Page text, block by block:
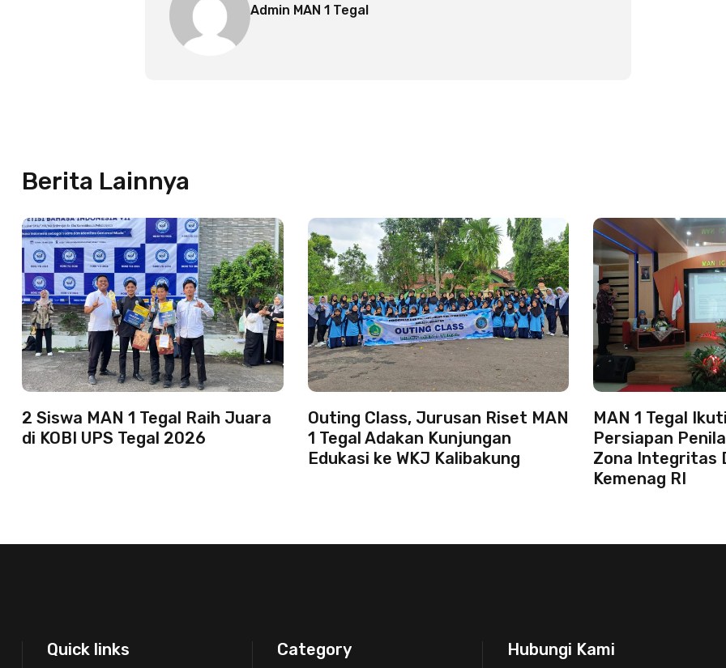
Admin MAN 1 Tegal
Berita Lainnya
2 Siswa MAN 1 Tegal Raih Juara
di KOBI UPS Tegal 2026
Outing Class, Jurusan Riset MAN
1 Tegal Adakan Kunjungan
Edukasi ke WKJ Kalibakung
MAN 1 Tegal
Persiapan
Zona Integritas
Kemenag RI
Quick links Category Hubungi Kami